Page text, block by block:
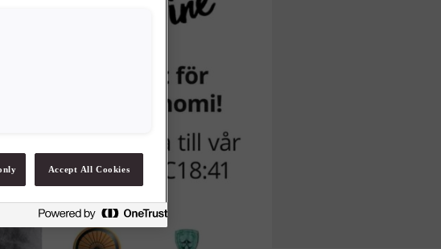
Accept All Cookies